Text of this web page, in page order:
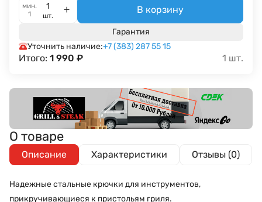
мин.
1
шт.
В корзину
Гарантия
Уточнить наличие:+7 (383) 287 55 15
Итого: 1 990 ₽ 1 шт.
О товаре
Описание Характеристики Отзывы (0)
Надежные стальные крючки для инструментов,
прикручивающиеся к пристольям гриля.